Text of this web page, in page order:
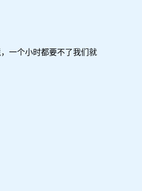
一个小时都要不了我们就